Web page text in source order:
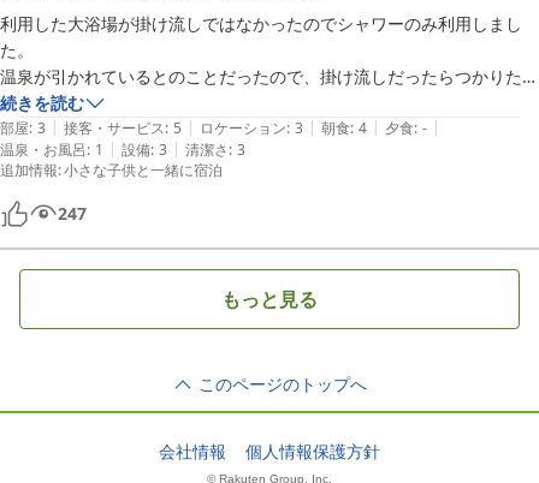
利用した大浴場が掛け流しではなかったのでシャワーのみ利用しまし
た。
温泉が引かれているとのことだったので、掛け流しだったらつかりたか
ったです。
部屋からのロケーションは美しいものではなかったのですが、レストラ
ンからの松山城は嬉しい景色でした。
フロントの方の対応はとても丁寧で、フリードリンクもありがたかった
です。
何かの折にはまたリピートさせていただきます。
続きを読む
部屋: 3 | 接客・サービス: 5 | ロケーション: 3 | 朝食: 4 | 夕食: - |
温泉・お風呂: 1 | 設備: 3 | 清潔さ: 3
追加情報:小さな子供と一緒に宿泊
247
もっと見る
このページのトップへ
会社情報 個人情報保護方針
© Rakuten Group, Inc.